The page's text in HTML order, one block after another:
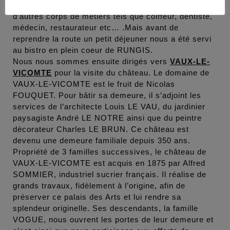
d’autres corps de métiers tels que coiffeur, dentiste,
médecin, restaurateur etc… .Mais avant de
reprendre la route un petit déjeuner nous a été servi
au bistro en plein coeur de RUNGIS.
Nous nous sommes ensuite dirigés vers VAUX-LE-
VICOMTE pour la visite du château. Le domaine de
VAUX-LE-VICOMTE est le fruit de Nicolas
FOUQUET. Pour bâtir sa demeure, il s’adjoint les
services de l’architecte Louis LE VAU, du jardinier
paysagiste André LE NOTRE ainsi que du peintre
décorateur Charles LE BRUN. Ce château est
devenu une demeure familiale depuis 350 ans.
Propriété de 3 familles successives, le château de
VAUX-LE-VICOMTE est acquis en 1875 par Alfred
SOMMIER, industriel sucrier français. Il réalise de
grands travaux, fidèlement à l’origine, afin de
préserver ce palais des Arts et lui rendre sa
splendeur originelle. Ses descendants, la famille
VOGUE, nous ouvrent les portes de leur demeure et